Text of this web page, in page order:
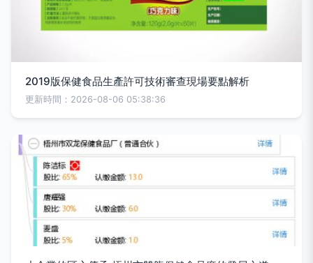
2019版保健食品生產許可技術審查現場要點解析
更新時間：2026-08-06 05:38:36